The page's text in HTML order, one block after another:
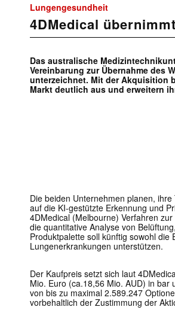
Lungengesundheit
4DMedical
Das australische
Vereinbarung zur Übernahme des
unterzeichnet. Mit der Akquisition
Markt deutlich aus und erweitern
Die beiden Unternehmen planen,
auf die KI-gestützte Erkennung und
4DMedical (Melbourne) Verfahren
die quantitative Analyse von
Produktpalette soll künftig sowohl
Lungenerkrankungen unterstützen.
Der Kaufpreis setzt sich laut
Mio. Euro (ca.18,56 Mio. AUD) in
von bis zu maximal 2.589.247
vorbehaltlich der Zustimmung der